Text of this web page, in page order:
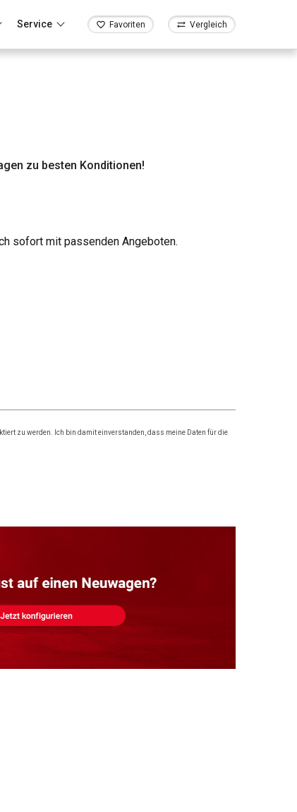
Service Favoriten Vergleich
zu besten Konditionen!
sofort mit passenden Angeboten.
zu werden. Ich bin damit einverstanden, dass meine Daten für die